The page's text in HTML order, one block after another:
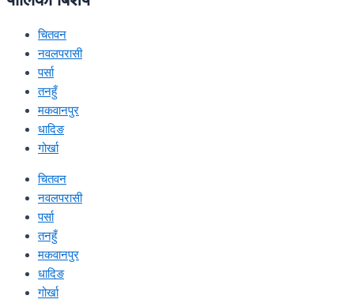
चितवन
नवलपरासी
पर्सा
तनहुँ
मकवानपुर
धादिङ
गोर्खा
चितवन
नवलपरासी
पर्सा
तनहुँ
मकवानपुर
धादिङ
गोर्खा